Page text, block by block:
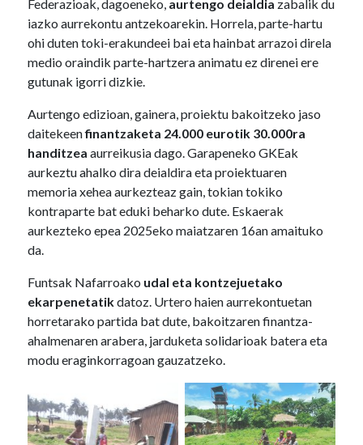
Federazioak, dagoeneko, aurtengo deialdia zabalik du
iazko aurrekontu antzekoarekin. Horrela, parte-hartu
ohi duten toki-erakundeei bai eta hainbat arrazoi direla
medio oraindik parte-hartzera animatu ez direnei ere
gutunak igorri dizkie.
Aurtengo edizioan, gainera, proiektu bakoitzeko jaso
daitekeenfinantzaketa 24.000 eurotik 30.000ra
handitzea aurreikusia dago. Garapeneko GKEak
aurkeztu ahalko dira deialdira eta proiektuaren
memoria xehea aurkezteaz gain, tokian tokiko
kontraparte bat eduki beharko dute. Eskaerak
aurkezteko epea 2025eko maiatzaren 16an amaituko
da.
Funtsak Nafarroako udal eta kontzejuetako
ekarpenetatikdatoz. Urtero haien aurrekontuetan
horretarako partida bat dute, bakoitzaren finantza-
ahalmenaren arabera, jarduketa solidarioak batera eta
modu eraginkorragoan gauzatzeko.